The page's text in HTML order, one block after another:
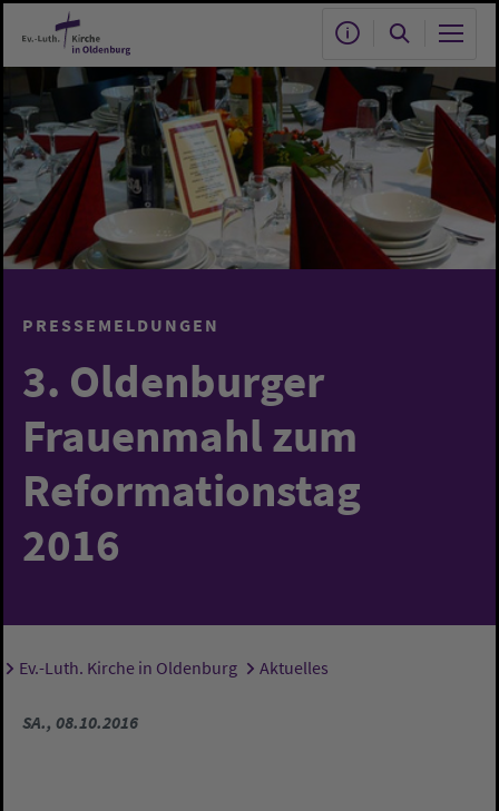
Zum Hauptinhalt springen
PRESSEMELDUNGEN
3. Oldenburger
Frauenmahl zum
Reformationstag
2016
Sie sind hier:
Ev.-Luth. Kirche in Oldenburg Aktuelles
SA., 08.10.2016